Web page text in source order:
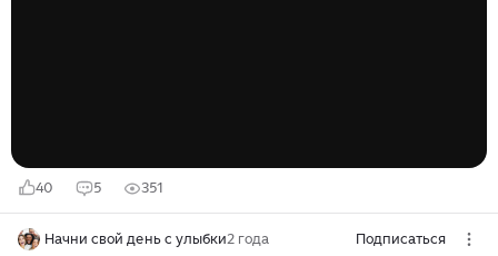
40 5 351
Начни свой день с улыбки2 года Подписаться